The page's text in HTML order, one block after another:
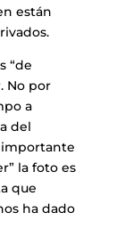
están
“de
No por
a
del
importante
la foto es
que
ha dado